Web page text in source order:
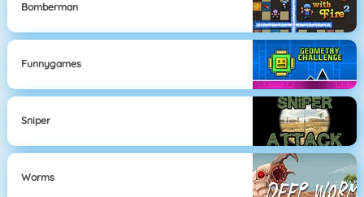
Bomberman
Funnygames
Sniper
Worms